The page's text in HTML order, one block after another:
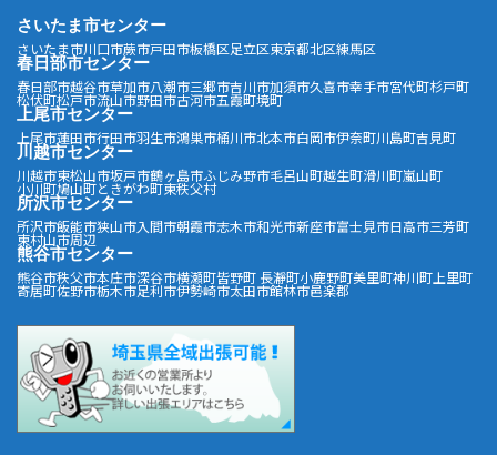
さいたま市センター
さいたま市川口市蕨市戸田市板橋区足立区東京都北区練馬区
春日部市センター
春日部市越谷市草加市八潮市三郷市吉川市加須市久喜市幸手市宮代町杉戸町
松伏町松戸市流山市野田市古河市五霞町境町
上尾市センター
上尾市蓮田市行田市羽生市鴻巣市桶川市北本市白岡市伊奈町川島町吉見町
川越市センター
川越市東松山市坂戸市鶴ヶ島市ふじみ野市毛呂山町越生町滑川町嵐山町
小川町鳩山町ときがわ町東秩父村
所沢市センター
所沢市飯能市狭山市入間市朝霞市志木市和光市新座市富士見市日高市三芳町
東村山市周辺
熊谷市センター
熊谷市秩父市本庄市深谷市横瀬町皆野町 長瀞町小鹿野町美里町神川町 上里町
寄居町佐野市栃木市足利市伊勢崎市太田市館林市邑楽郡